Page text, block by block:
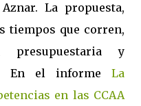
La propuesta,
tiempos que corren,
presupuestaria y
En el informe La
en las CCAA